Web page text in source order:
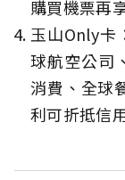
購買機票再
玉山Only卡
球航空公司
消費、全球
利可折抵信